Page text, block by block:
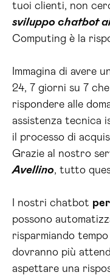
tuoi clienti, non
sviluppo chatbot
Computing è la
Immagina di avere
24, 7 giorni su 7
rispondere alle
assistenza tecnica
il processo di
Grazie al nostro
Avellino, tutto
I nostri chatbot
possono
risparmiando
dovranno più
aspettare una